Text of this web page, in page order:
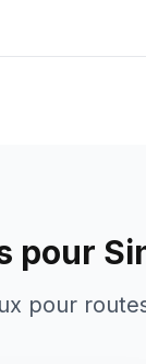
pour
pour